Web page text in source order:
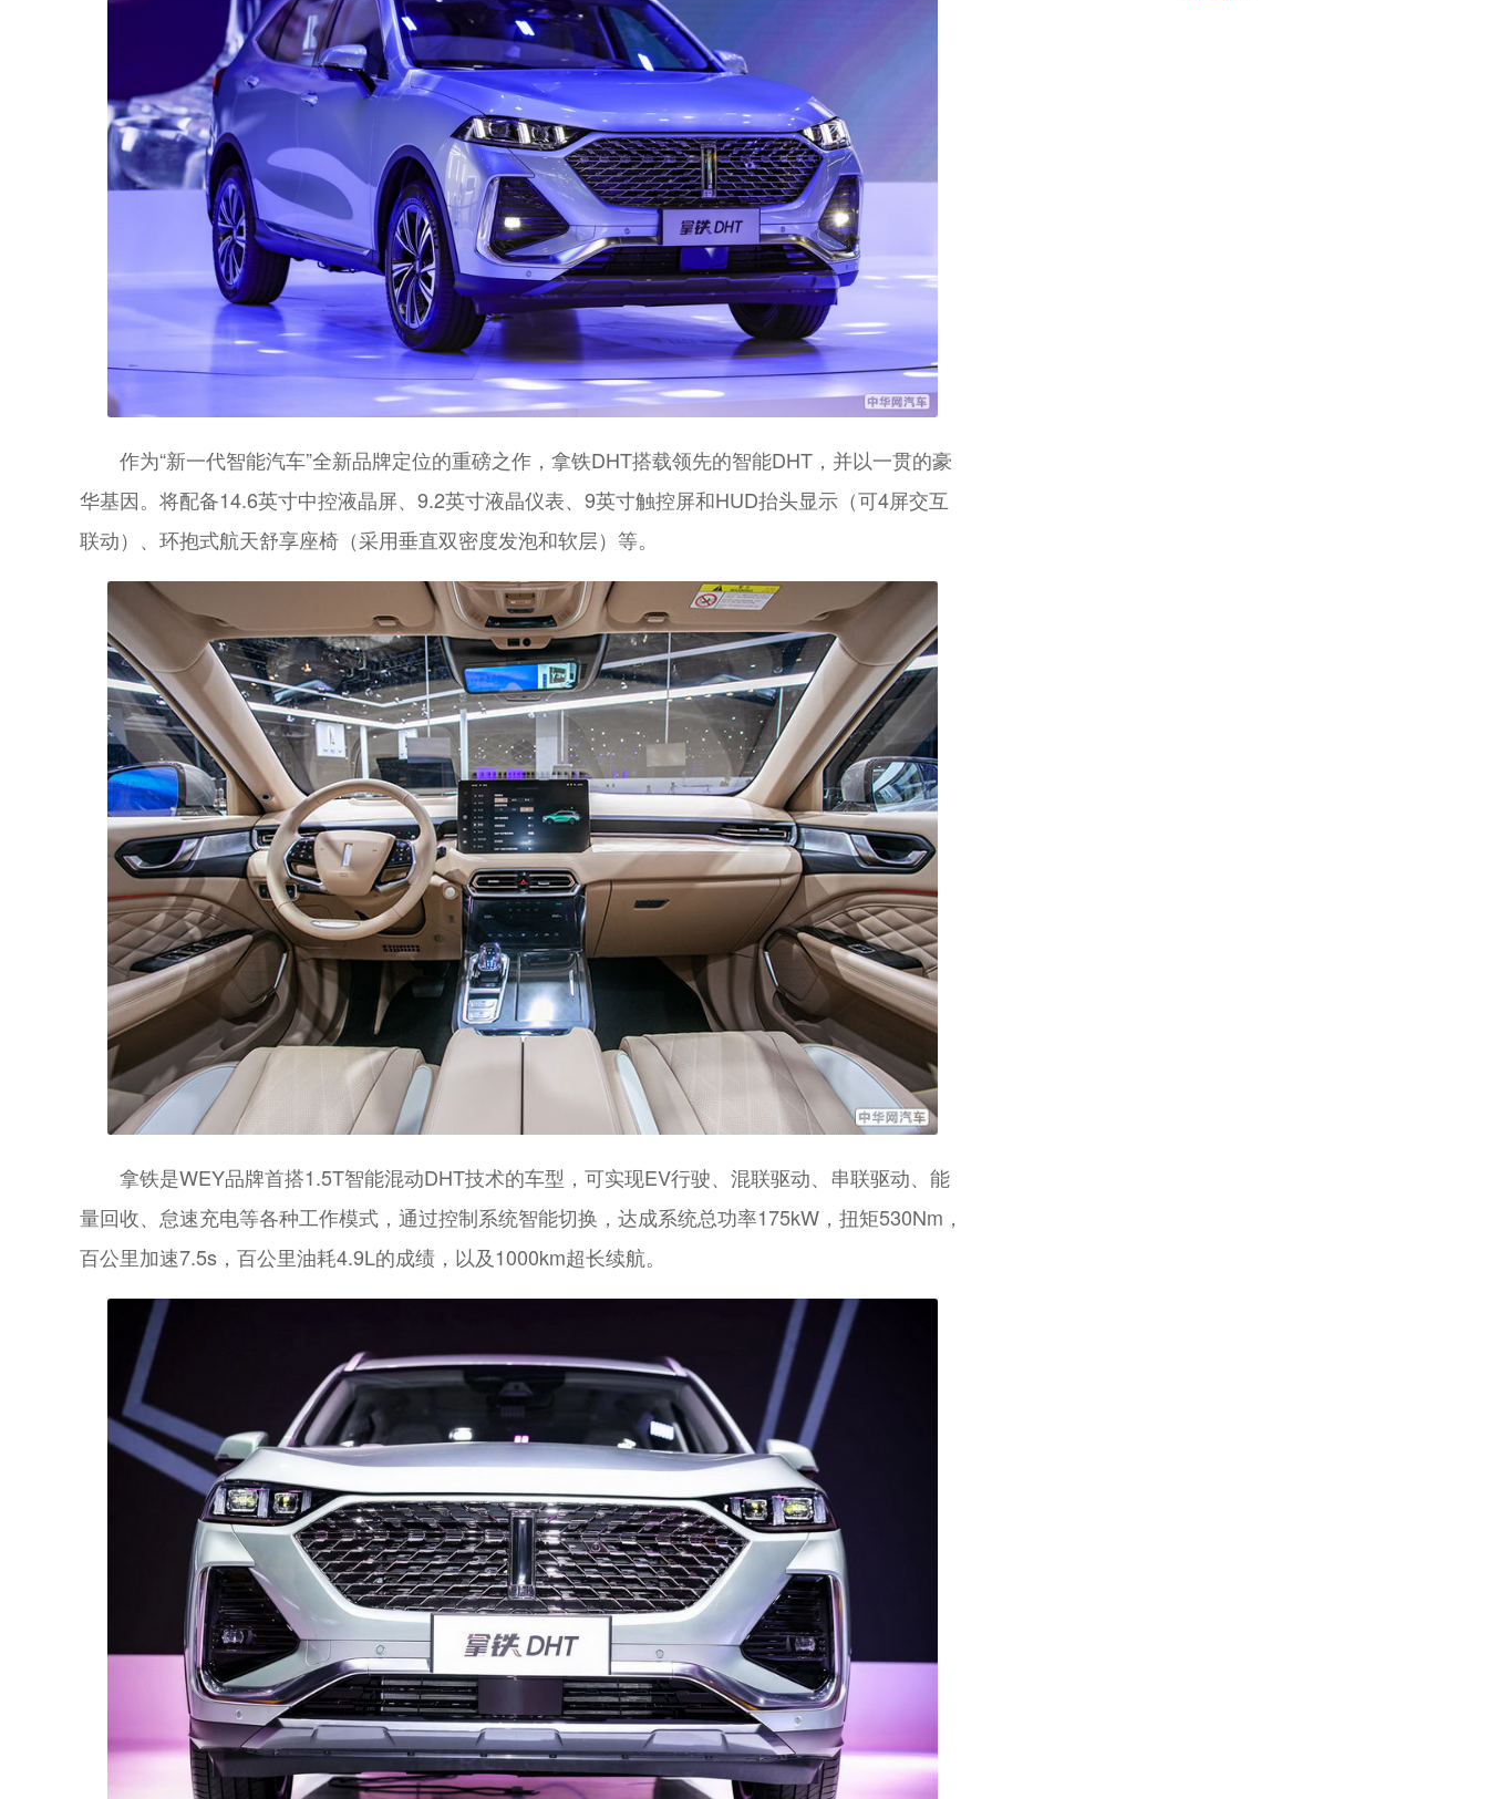
作为“新一代智能汽车”全新品牌定位的重磅之作，拿铁DHT搭载领先的智能DHT，并以一贯的豪
华基因。将配备14.6英寸中控液晶屏、9.2英寸液晶仪表、9英寸触控屏和HUD抬头显示（可4屏交互
联动）、环抱式航天舒享座椅（采用垂直双密度发泡和软层）等。
拿铁是WEY品牌首搭1.5T智能混动DHT技术的车型，可实现EV行驶、混联驱动、串联驱动、能
量回收、怠速充电等各种工作模式，通过控制系统智能切换，达成系统总功率175kW，扭矩530Nm，
百公里加速7.5s，百公里油耗4.9L的成绩，以及1000km超长续航。